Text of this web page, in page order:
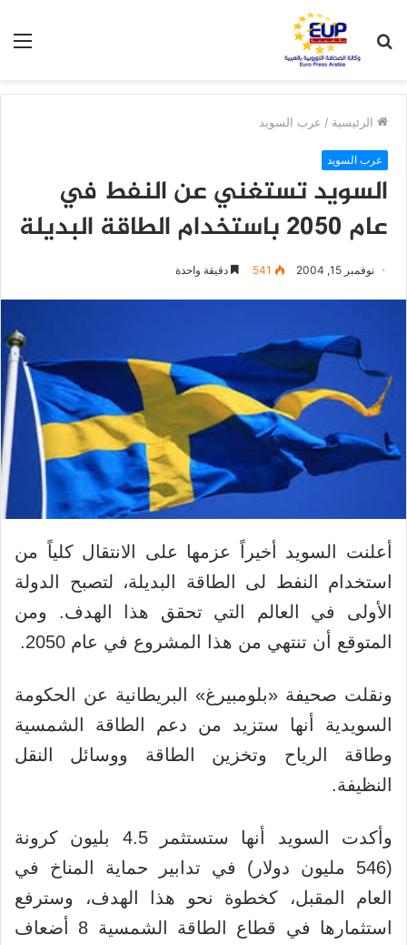
عن
الرئيسية / عرب السويد
عرب السويد
السويد تستغني عن النفط في
عام 2050 باستخدام الطاقة البديلة
نوفمبر 15, 2004 541 دقيقة واحدة
أعلنت السويد أخيراً عزمها على الانتقال كلياً من
استخدام النفط لى الطاقة البديلة، لتصبح الدولة
الأولى في العالم التي تحقق هذا الهدف. ومن
المتوقع أن تنتهي من هذا المشروع في عام 2050.
ونقلت صحيفة «بلومبيرغ» البريطانية عن الحكومة
السويدية أنها ستزيد من دعم الطاقة الشمسية
وطاقة الرياح وتخزين الطاقة ووسائل النقل
النظيفة.
وأكدت السويد أنها ستستثمر 4.5 بليون كرونة
(546 مليون دولار) في تدابير حماية المناخ في
العام المقبل، كخطوة نحو هذا الهدف، وسترفع
استثمارها في قطاع الطاقة الشمسية 8 أضعاف